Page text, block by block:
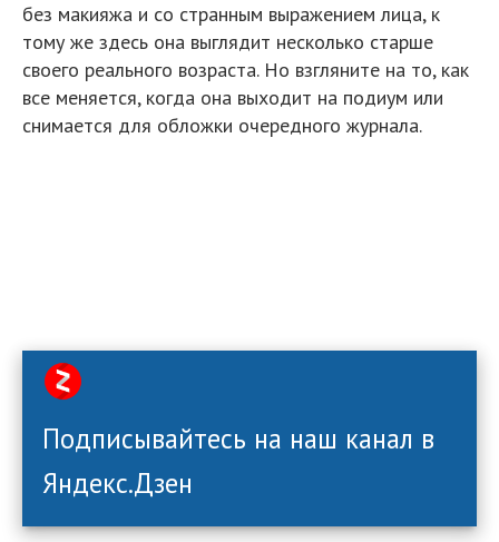
без макияжа и со странным выражением лица, к
тому же здесь она выглядит несколько старше
своего реального возраста. Но взгляните на то, как
все меняется, когда она выходит на подиум или
снимается для обложки очередного журнала.
Подписывайтесь на наш канал в
Яндекс.Дзен